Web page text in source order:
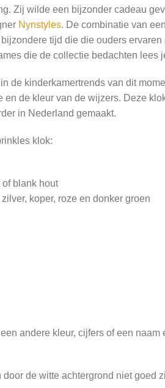
Zij wilde een bijzonder cadeau
Nynstyles. De combinatie van
tijd die die ouders
die de collectie bedachten lees
de kinderkamertrends van dit
en de kleur van de wijzers. Deze
in Nederland gemaakt.
klok:
of blank hout
koper, roze en donker groen
andere kleur, cijfers of een
de witte achtergrond niet goed